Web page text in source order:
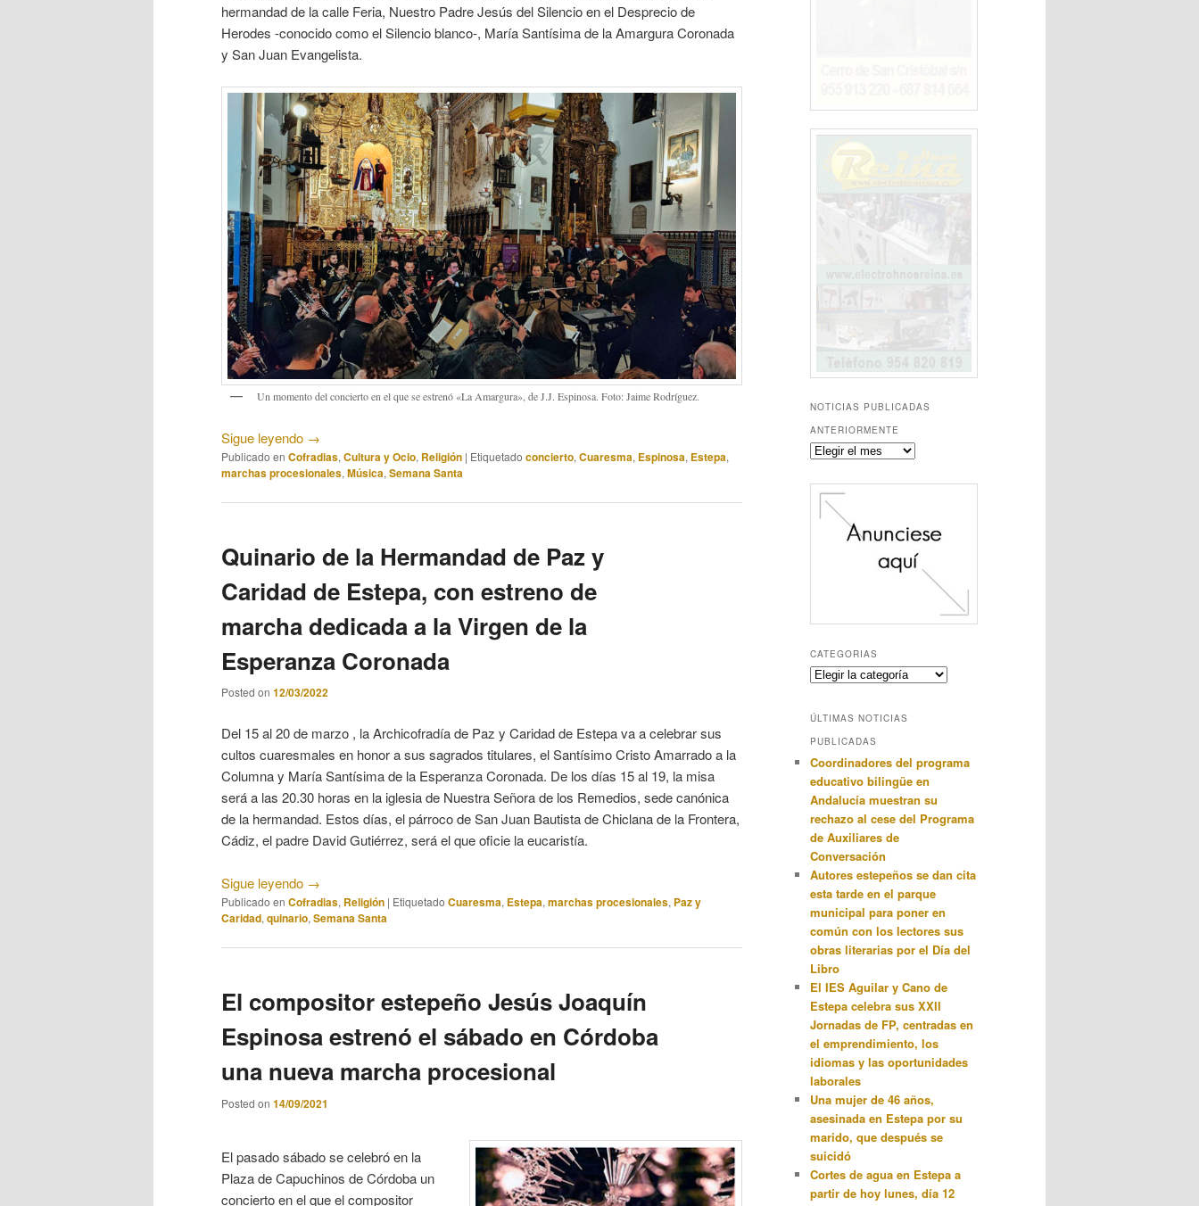
hermandad de la calle Feria, Nuestro Padre Jesús del Silencio en el Desprecio de
Herodes -conocido como el Silencio blanco-, María Santísima de la Amargura Coronada
y San Juan Evangelista.
Un momento del concierto en el que se estrenó «La Amargura», de J.J. Espinosa. Foto: Jaime Rodríguez.
Sigue leyendo →
Publicado en Cofradias, Cultura y Ocio, Religión | Etiquetado concierto, Cuaresma, Espinosa, Estepa,
marchas procesionales, Música, Semana Santa
Quinario de la Hermandad de Paz y
Caridad de Estepa, con estreno de
marcha dedicada a la Virgen de la
Esperanza Coronada
Posted on 12/03/2022
Del 15 al 20 de marzo , la Archicofradía de Paz y Caridad de Estepa va a celebrar sus
cultos cuaresmales en honor a sus sagrados titulares, el Santísimo Cristo Amarrado a la
Columna y María Santísima de la Esperanza Coronada. De los días 15 al 19, la misa
será a las 20.30 horas en la iglesia de Nuestra Señora de los Remedios, sede canónica
de la hermandad. Estos días, el párroco de San Juan Bautista de Chiclana de la Frontera,
Cádiz, el padre David Gutiérrez, será el que oficie la eucaristía.
Sigue leyendo →
Publicado en Cofradias, Religión | Etiquetado Cuaresma, Estepa, marchas procesionales, Paz y
Caridad, quinario, Semana Santa
El compositor estepeño Jesús Joaquín
Espinosa estrenó el sábado en Córdoba
una nueva marcha procesional
Posted on 14/09/2021
El pasado sábado se celebró en la
Plaza de Capuchinos de Córdoba un
concierto en el que el compositor
NOTICIAS PUBLICADAS
ANTERIORMENTE
Noticias
anteriormente
CATEGORIAS
Categorias
ÚLTIMAS NOTICIAS
PUBLICADAS
Coordinadores del programa
educativo bilingüe en
Andalucía muestran su
rechazo al cese del Programa
de Auxiliares de
Conversación
Autores estepeños se dan cita
esta tarde en el parque
municipal para poner en
común con los lectores sus
obras literarias por el Día del
Libro
El IES Aguilar y Cano de
Estepa celebra sus XXII
Jornadas de FP, centradas en
el emprendimiento, los
idiomas y las oportunidades
laborales
Una mujer de 46 años,
asesinada en Estepa por su
marido, que después se
suicidó
Cortes de agua en Estepa a
partir de hoy lunes, día 12